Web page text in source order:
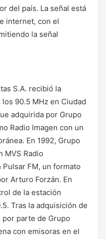
del país. La señal está
internet, con el
la señal
S.A. recibió la
90.5 MHz en Ciudad
adquirida por Grupo
Radio Imagen con un
En 1992, Grupo
MVS Radio
FM, un formato
Arturo Forzán. En
de la estación
Tras la adquisición de
parte de Grupo
con emisoras en el